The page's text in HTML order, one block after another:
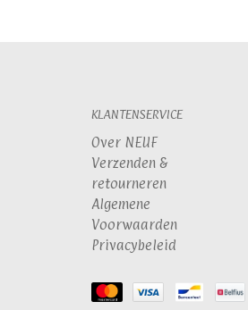
KLANTENSERVICE
Over NEUF
Verzenden &
retourneren
Algemene
Voorwaarden
Privacybeleid